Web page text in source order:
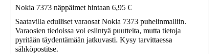
Nokia 7373 näppäimet hintaan 6,95 €
Saatavilla edulliset varaosat Nokia 7373 puhelinmalliin.
Varaosien tiedoissa voi esiintyä puutteita, mutta tietoja
pyritään täydentämään jatkuvasti. Kysy tarvittaessa
sähköpostitse.